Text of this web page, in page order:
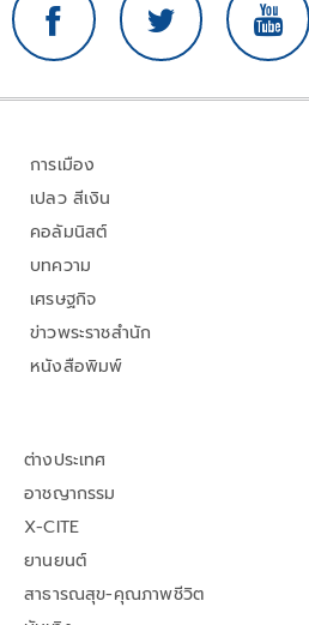
การเมือง
เปลว สีเงิน
คอลัมนิสต์
บทความ
เศรษฐกิจ
ข่าวพระราชสำนัก
หนังสือพิมพ์
ต่างประเทศ
อาชญากรรม
X-CITE
ยานยนต์
สาธารณสุข-คุณภาพชีวิต